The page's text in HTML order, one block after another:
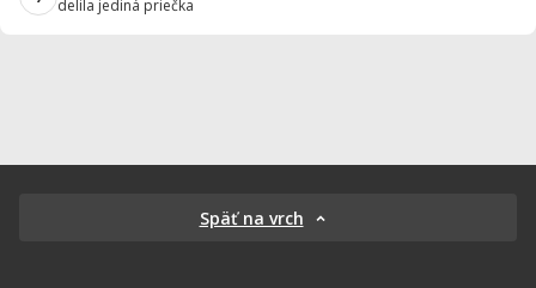
delila jediná priečka
Späť na vrch